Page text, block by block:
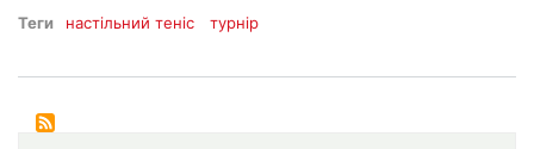
Теги настільний теніс турнір